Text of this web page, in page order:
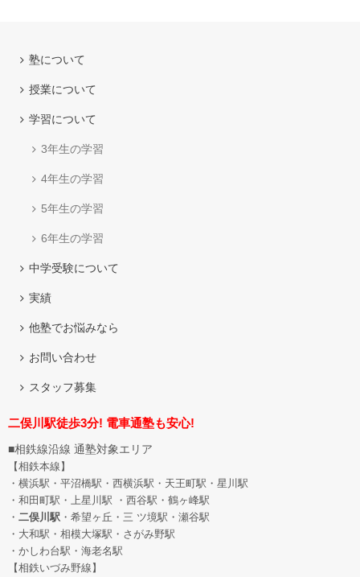
塾について
授業について
学習について
3年生の学習
4年生の学習
5年生の学習
6年生の学習
中学受験について
実績
他塾でお悩みなら
お問い合わせ
スタッフ募集
二俣川駅徒歩3分! 電車通塾も安心!
■相鉄線沿線 通塾対象エリア
【相鉄本線】
・横浜駅・平沼橋駅・西横浜駅・天王町駅・星川駅
・和田町駅 ・上星川駅 ・西谷駅・鶴ヶ峰駅
・ 二俣川駅 ・希望ヶ丘 ・三 ツ境駅・瀬谷駅
・大和駅・相模大塚駅・さがみ野駅
・かしわ台駅・海老名駅
【相鉄いづみ野線】